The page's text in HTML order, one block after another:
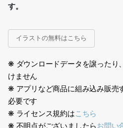
す。
イラストの無料はこちら
❋ ダウンロードデータを譲ったり
けません
❋ アプリなど商品に組み込み販売
必要です
❋ ライセンス規約はこちら
❋ 不明点がございましたらお問い